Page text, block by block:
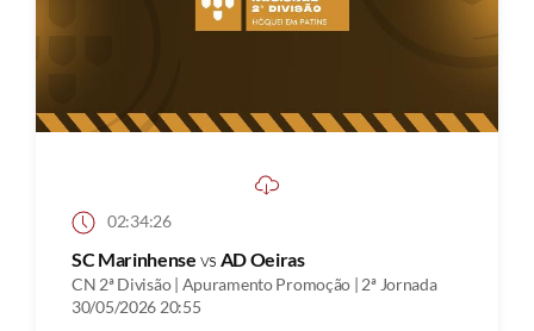
02:34:26
SC Marinhense vs AD Oeiras
CN 2ª Divisão | Apuramento Promoção | 2ª Jornada
30/05/2026 20:55